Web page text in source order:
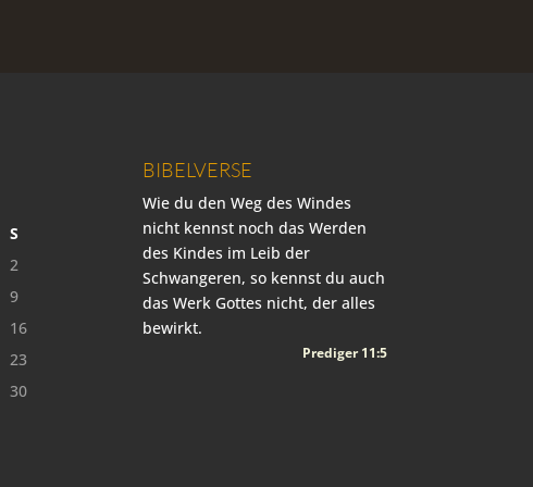
S
2
9
16
23
30
BIBELVERSE
Wie du den Weg des Windes
nicht kennst noch das Werden
des Kindes im Leib der
Schwangeren, so kennst du auch
das Werk Gottes nicht, der alles
bewirkt.
Prediger 11:5